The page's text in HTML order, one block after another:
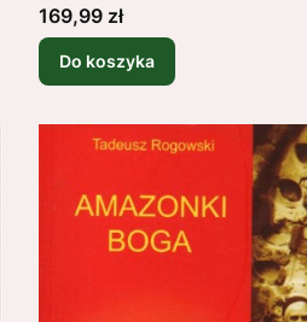
Cena
169,99 zł
Do koszyka